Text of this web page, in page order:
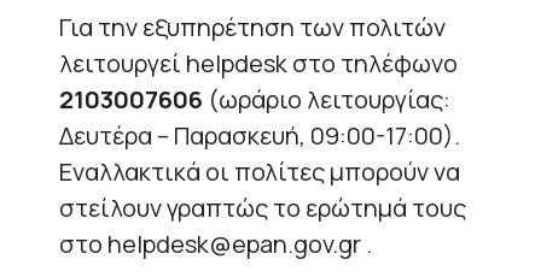
Για την εξυπηρέτηση των πολιτών
λειτουργεί helpdesk στο τηλέφωνο
2103007606 (ωράριο λειτουργίας:
Δευτέρα – Παρασκευή, 09:00-17:00).
Εναλλακτικά οι πολίτες μπορούν να
στείλουν γραπτώς το ερώτημά τους
στο helpdesk@epan.gov.gr .